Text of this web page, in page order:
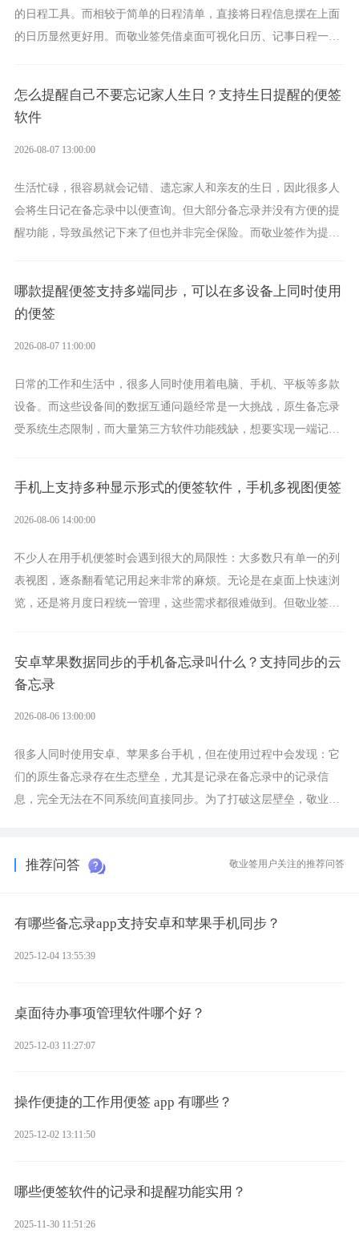
的日程工具。而相较于简单的日程清单，直接将日程信息摆在上面
的日历显然更好用。而敬业签凭借桌面可视化日历、记事日程一体
怎么提醒自己不要忘记家人生日？支持生日提醒的便签
软件
2026-08-07 13:00:00
生活忙碌，很容易就会记错、遗忘家人和亲友的生日，因此很多人
会将生日记在备忘录中以便查询。但大部分备忘录并没有方便的提
醒功能，导致虽然记下来了但也并非完全保险。而敬业签作为提醒
哪款提醒便签支持多端同步，可以在多设备上同时使用
的便签
2026-08-07 11:00:00
日常的工作和生活中，很多人同时使用着电脑、手机、平板等多款
设备。而这些设备间的数据互通问题经常是一大挑战，原生备忘录
受系统生态限制，而大量第三方软件功能残缺，想要实现一端记
手机上支持多种显示形式的便签软件，手机多视图便签
2026-08-06 14:00:00
不少人在用手机便签时会遇到很大的局限性：大多数只有单一的列
表视图，逐条翻看笔记用起来非常的麻烦。无论是在桌面上快速浏
览，还是将月度日程统一管理，这些需求都很难做到。但敬业签作
安卓苹果数据同步的手机备忘录叫什么？支持同步的云
备忘录
2026-08-06 13:00:00
很多人同时使用安卓、苹果多台手机，但在使用过程中会发现：它
们的原生备忘录存在生态壁垒，尤其是记录在备忘录中的记录信
息，完全无法在不同系统间直接同步。为了打破这层壁垒，敬业签
推荐问答 敬业签用户关注的推荐问答
有哪些备忘录app支持安卓和苹果手机同步？
2025-12-04 13:55:39
桌面待办事项管理软件哪个好？
2025-12-03 11:27:07
操作便捷的工作用便签 app 有哪些？
2025-12-02 13:11:50
哪些便签软件的记录和提醒功能实用？
2025-11-30 11:51:26